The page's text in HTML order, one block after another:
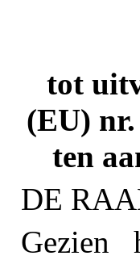
tot
(EU)
ten
DE
Gezien